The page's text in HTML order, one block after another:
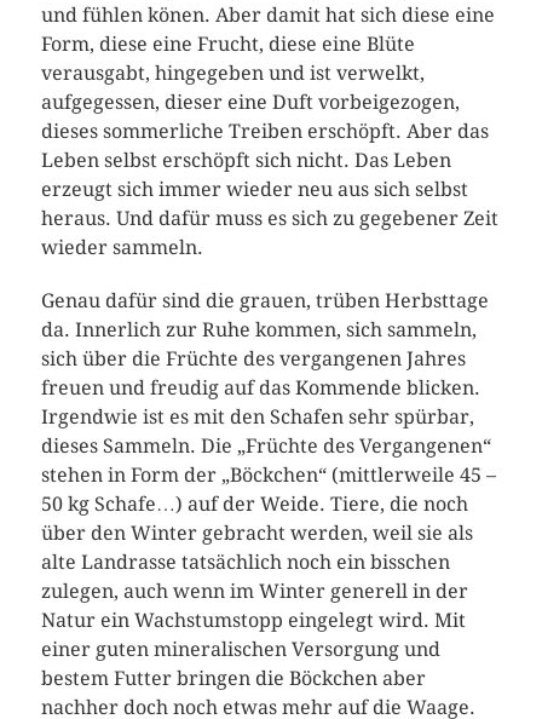
und fühlen könen. Aber damit hat sich diese eine
Form, diese eine Frucht, diese eine Blüte
verausgabt, hingegeben und ist verwelkt,
aufgegessen, dieser eine Duft vorbeigezogen,
dieses sommerliche Treiben erschöpft. Aber das
Leben selbst erschöpft sich nicht. Das Leben
erzeugt sich immer wieder neu aus sich selbst
heraus. Und dafür muss es sich zu gegebener Zeit
wieder sammeln.
Genau dafür sind die grauen, trüben Herbsttage
da. Innerlich zur Ruhe kommen, sich sammeln,
sich über die Früchte des vergangenen Jahres
freuen und freudig auf das Kommende blicken.
Irgendwie ist es mit den Schafen sehr spürbar,
dieses Sammeln. Die „Früchte des Vergangenen“
stehen in Form der „Böckchen“ (mittlerweile 45 –
50 kg Schafe…) auf der Weide. Tiere, die noch
über den Winter gebracht werden, weil sie als
alte Landrasse tatsächlich noch ein bisschen
zulegen, auch wenn im Winter generell in der
Natur ein Wachstumstopp eingelegt wird. Mit
einer guten mineralischen Versorgung und
bestem Futter bringen die Böckchen aber
nachher doch noch etwas mehr auf die Waage.